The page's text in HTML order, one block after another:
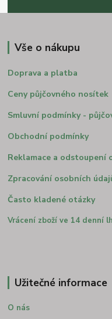
Vše o nákupu
Doprava a platba
Ceny půjčovného nosítek
Smluvní podmínky -
Obchodní podmínky
Reklamace a odstoupení
Zpracování osobních
Často kladené otázky
Vrácení zboží ve 14 denní
Užitečné informace
O nás